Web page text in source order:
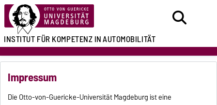
INSTITUT FÜRKOMPETENZ INAUTOMOBILITÄT
Impressum
Die Otto-von-Guericke-Universität Magdeburg ist eine